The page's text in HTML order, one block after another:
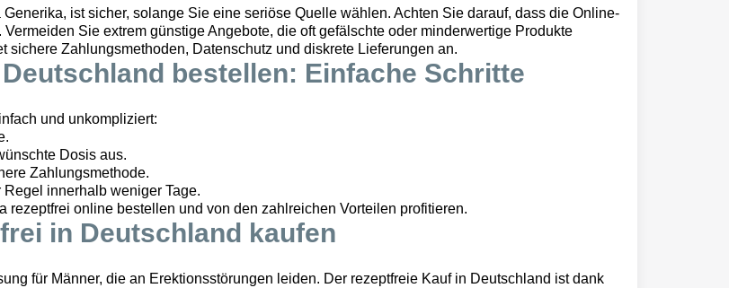
ist sicher, solange Sie eine seriöse Quelle wählen. Achten Sie darauf, dass die Online-
Sie extrem günstige Angebote, die oft gefälschte oder minderwertige Produkte
Zahlungsmethoden, Datenschutz und diskrete Lieferungen an.
bestellen: Einfache Schritte
und unkompliziert:
Dosis aus.
Zahlungsmethode.
innerhalb weniger Tage.
online bestellen und von den zahlreichen Vorteilen profitieren.
in Deutschland kaufen
für Männer, die an Erektionsstörungen leiden. Der rezeptfreie Kauf in Deutschland ist dank